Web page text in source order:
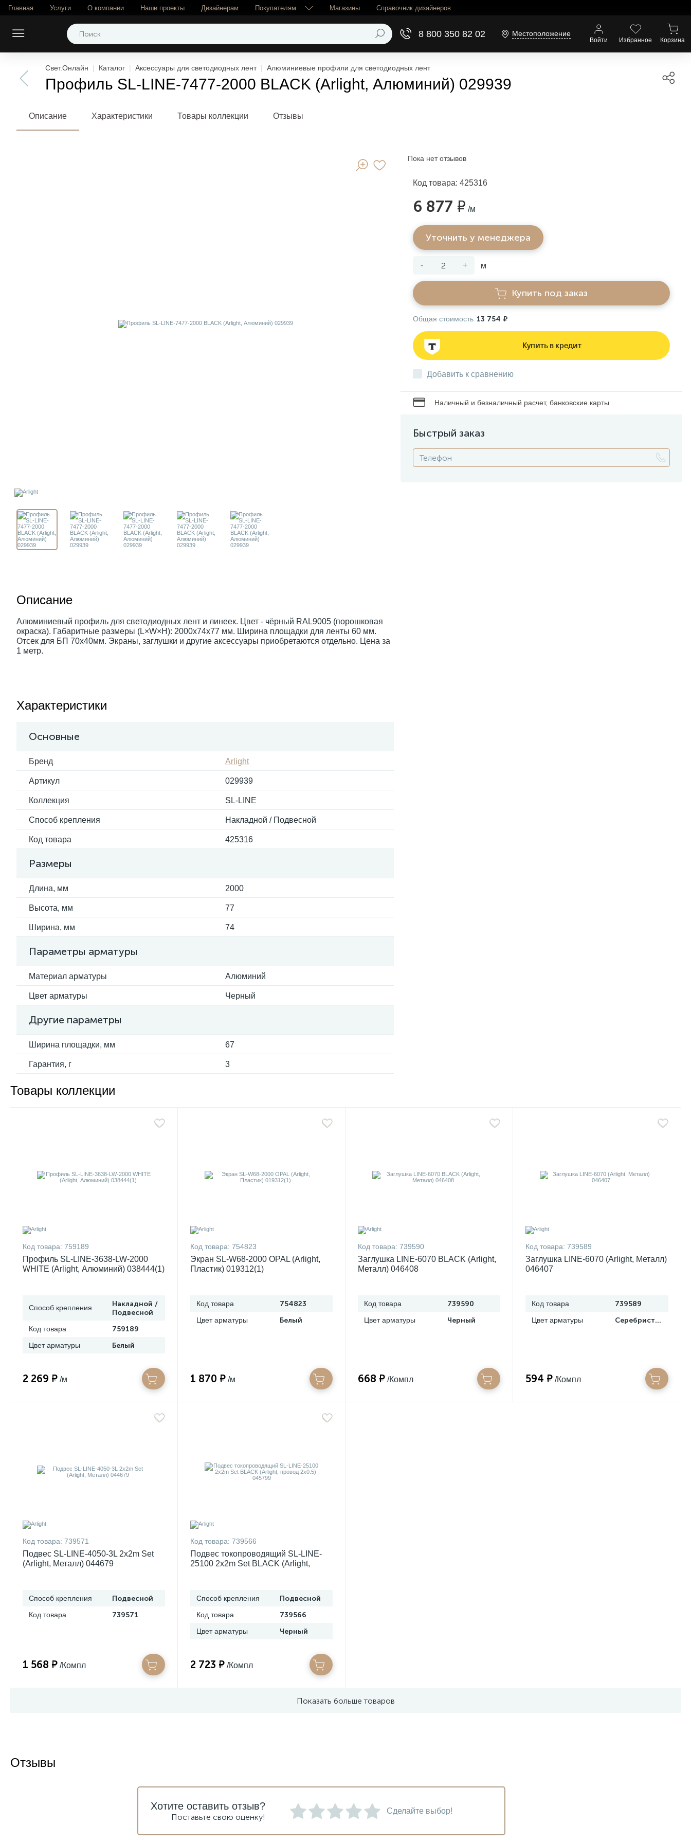
Главная Услуги О компании Наши проекты Дизайнерам Покупателям Магазины Справочник дизайнеров
Местоположение
8 800 350 82 02
Избранное Корзина
Войти
Свет.Онлайн Каталог Аксессуары для светодиодных лент Алюминиевые профили для светодиодных лент
Профиль SL-LINE-7477-2000 BLACK (Arlight, Алюминий) 029939
Описание Характеристики Товары коллекции Отзывы
Пока нет отзывов
Код товара: 425316
6 877 ₽ /м
Уточнить у менеджера
- + м
Купить под заказ
Общая стоимость 13 754 ₽
Купить в кредит
Добавить к сравнению
Наличный и безналичный расчет, банковские карты
Быстрый заказ
Описание
Алюминиевый профиль для светодиодных лент и линеек. Цвет - чёрный RAL9005 (порошковая
окраска). Габаритные размеры (L×W×H): 2000x74x77 мм. Ширина площадки для ленты 60 мм.
Отсек для БП 70х40мм. Экраны, заглушки и другие аксессуары приобретаются отдельно. Цена за
1 метр.
Характеристики
Основные
Бренд Arlight
Артикул 029939
Коллекция SL-LINE
Способ крепления Накладной / Подвесной
Код товара 425316
Размеры
Длина, мм 2000
Высота, мм 77
Ширина, мм 74
Параметры арматуры
Материал арматуры Алюминий
Цвет арматуры Черный
Другие параметры
Ширина площадки, мм 67
Гарантия, г 3
Товары коллекции
Код товара: 759189
Профиль SL-LINE-3638-LW-2000
WHITE (Arlight, Алюминий) 038444(1)
Способ крепления
Накладной /
Подвесной
Код товара 759189
Цвет арматуры Белый
2 269 ₽ /м
Код товара: 754823
Экран SL-W68-2000 OPAL (Arlight,
Пластик) 019312(1)
Код товара 754823
Цвет арматуры Белый
1 870 ₽ /м
Код товара: 739590
Заглушка LINE-6070 BLACK (Arlight,
Металл) 046408
Код товара 739590
Цвет арматуры Черный
668 ₽ /Компл
Код товара: 739589
Заглушка LINE-6070 (Arlight, Металл)
046407
Код товара 739589
Цвет арматуры Серебристый
594 ₽ /Компл
Код товара: 739571
Подвес SL-LINE-4050-3L 2x2m Set
(Arlight, Металл) 044679
Способ крепления Подвесной
Код товара 739571
1 568 ₽ /Компл
Код товара: 739566
Подвес токопроводящий SL-LINE-
25100 2x2m Set BLACK (Arlight,
Способ крепления Подвесной
Код товара 739566
Цвет арматуры Черный
2 723 ₽ /Компл
Показать больше товаров
Отзывы
Хотите оставить отзыв?
Поставьте свою оценку!
Сделайте выбор!